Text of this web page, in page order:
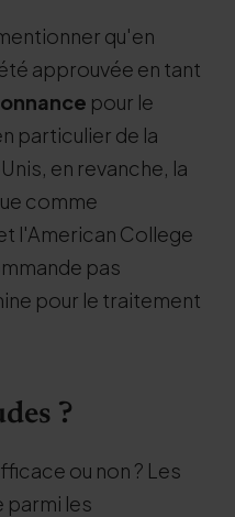
qu'en
approuvée en tant
pour le
particulier de la
en revanche, la
comme
l'American College
pas
pour le traitement
?
ou non ? Les
parmi les